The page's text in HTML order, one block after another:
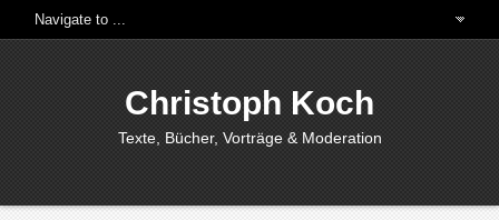
Christoph Koch
Texte, Bücher, Vorträge & Moderation